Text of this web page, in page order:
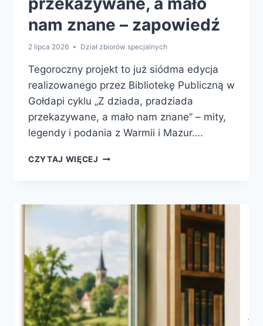
nam znane – zapowiedź
2 lipca 2026 Dział zbiorów specjalnych
Tegoroczny projekt to już siódma edycja
realizowanego przez Bibliotekę Publiczną w
Gołdapi cyklu „Z dziada, pradziada
przekazywane, a mało nam znane” – mity,
legendy i podania z Warmii i Mazur….
CZYTAJ WIĘCEJ
MAŁO
NAM
–
ZAPOWIEDŹ